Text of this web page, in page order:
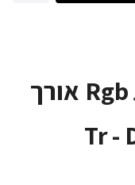
שולחן גיימינג תאורת Rgb אורך